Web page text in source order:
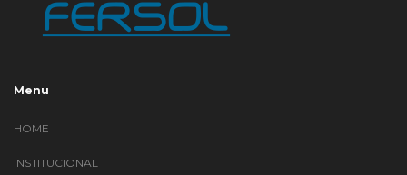
Menu
HOME
INSTITUCIONAL